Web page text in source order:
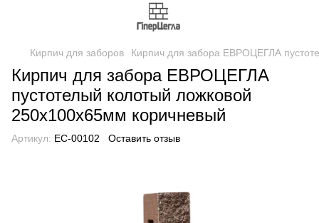
Кирпич для заборов Кирпич для забора ЕВРОЦЕГЛА
Кирпич для забора ЕВРОЦЕГЛА
пустотелый колотый ложковой
250х100х65мм коричневый
Артикул: EC-00102 Оставить отзыв